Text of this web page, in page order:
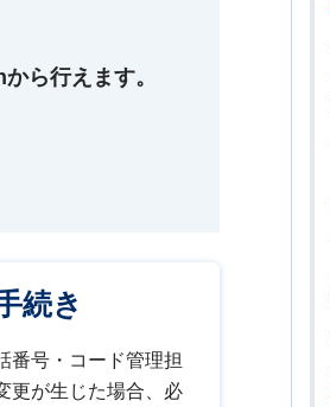
ら行えます。
続き
番号・コード管理担
更が生じた場合、必